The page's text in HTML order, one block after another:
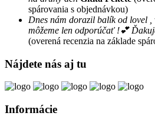
spárovania s objednávkou)
Dnes nám dorazil balík od lovel ,
môžeme len odporúčať !💕
(overená recenzia na základe
Nájdete nás aj tu
Informácie